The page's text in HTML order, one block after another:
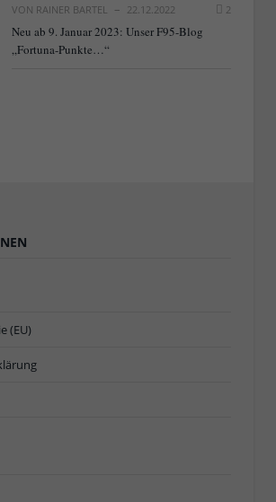
VON RAINER BARTEL 22.12.2022 2
Neu ab 9. Januar 2023: Unser F95-Blog
„Fortuna-Punkte…“
(EU)